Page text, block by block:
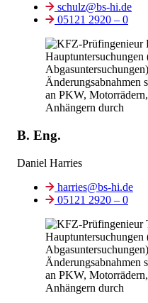
schulz@bs-hi.de
05121 2920 – 0
B. Eng.
Daniel Harries
harries@bs-hi.de
05121 2920 – 0